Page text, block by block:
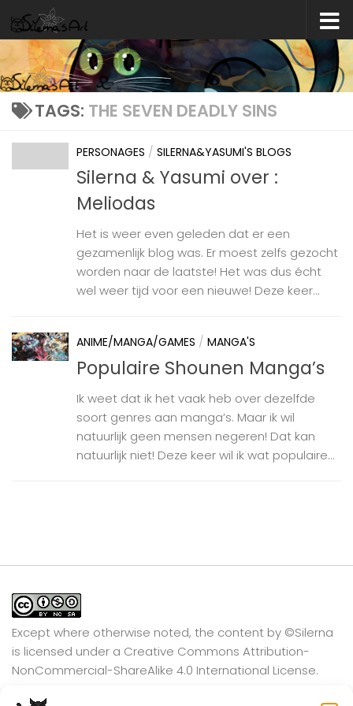
Skip to content
TAGS: THE SEVEN DEADLY SINS
PERSONAGES / SILERNA&YASUMI'S BLOGS
Silerna & Yasumi over :
Meliodas
Het is weer even geleden dat er een
gezamenlijk blog was. Er moest zelfs gezocht
worden naar de laatste! Het was dus écht
wel weer tijd voor een nieuwe! Deze keer...
ANIME/MANGA/GAMES / MANGA'S
Populaire Shounen Manga’s
Ik weet dat ik het vaak heb over dezelfde
soort genres aan manga’s. Maar ik wil
natuurlijk geen mensen negeren! Dat kan
natuurlijk niet! Deze keer wil ik wat populaire...
Except where otherwise noted, the content by ©Silerna
is licensed under a Creative Commons Attribution-
NonCommercial-ShareAlike 4.0 International License.